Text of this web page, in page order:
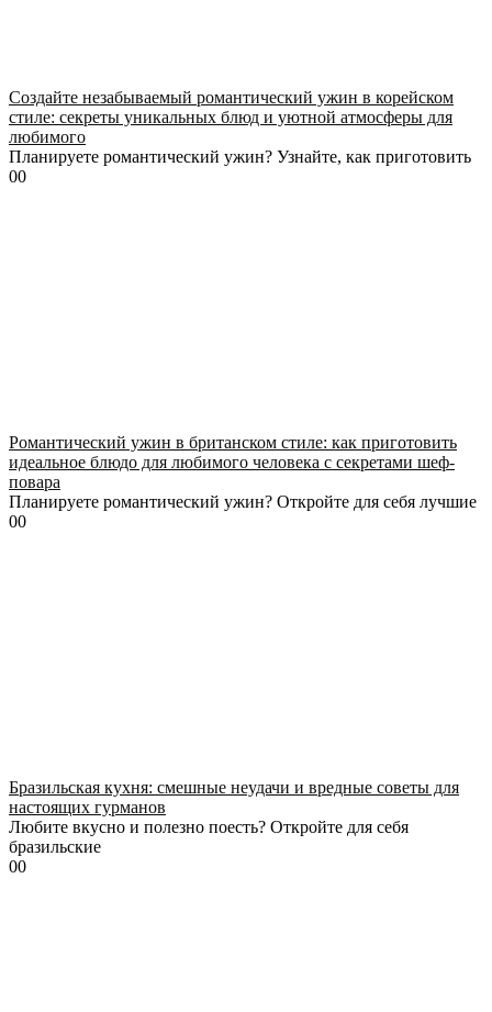
Создайте незабываемый романтический ужин в корейском
стиле: секреты уникальных блюд и уютной атмосферы для
любимого
Планируете романтический ужин? Узнайте, как приготовить
00
Романтический ужин в британском стиле: как приготовить
идеальное блюдо для любимого человека с секретами шеф-
повара
Планируете романтический ужин? Откройте для себя лучшие
00
Бразильская кухня: смешные неудачи и вредные советы для
настоящих гурманов
Любите вкусно и полезно поесть? Откройте для себя
бразильские
00